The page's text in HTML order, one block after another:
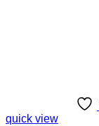
quick view